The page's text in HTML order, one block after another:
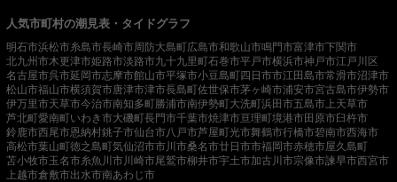
人気市町村の潮見表・タイドグラフ
明石市浜松市糸島市長崎市周防大島町広島市和歌山市鳴門市富津市下関市
北九州市木更津市姫路市淡路市九十九里町石巻市平戸市横浜市神戸市江戸川区
名古屋市呉市延岡市志摩市館山市平塚市小豆島町四日市市江田島市常滑市沼津市
松山市福山市横須賀市唐津市津市長島町佐世保市茅ヶ崎市浦安市宮古島市伊勢市
伊万里市天草市今治市南知多町勝浦市南伊勢町大洗町浜田市五島市 上天草市
芦北町愛南町いわき市大磯町長門市千葉市焼津市亘理町境港市田原市臼杵市
鈴鹿市西尾市恩納村銚子市仙台市八戸市芦屋町光市舞鶴市行橋市碧南市西海市
高松市葉山町徳之島町気仙沼市市川市桑名市廿日市市福岡市赤穂市屋久島町
苫小牧市玉名市糸魚川市 川崎市尾鷲市柳井市宇土市加古川市宗像市諫早市西宮市
上越市倉敷市出水市南あわじ市